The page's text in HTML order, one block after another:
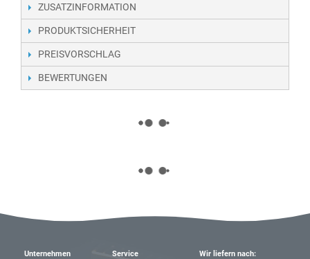
ZUSATZINFORMATION
PRODUKTSICHERHEIT
PREISVORSCHLAG
BEWERTUNGEN
Unternehmen Service Wir liefern nach: